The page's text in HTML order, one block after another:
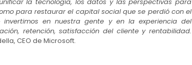
para restaurar el capital social que se perdió con el
en nuestra gente y en la experiencia del
retención, satisfacción del cliente y rentabilidad.
CEO de Microsoft.